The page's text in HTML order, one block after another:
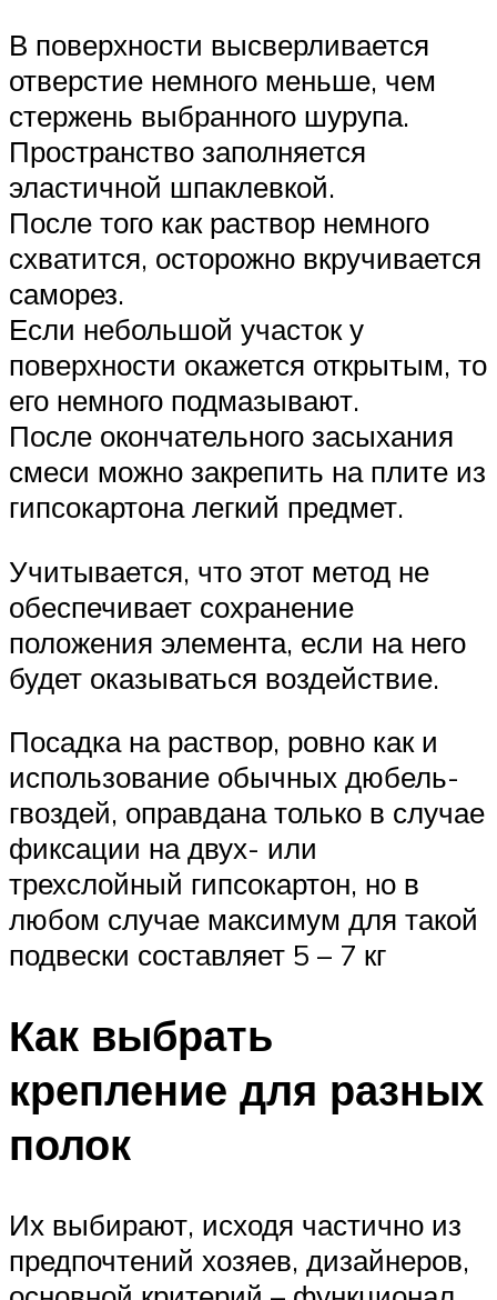
В поверхности высверливается
отверстие немного меньше, чем
стержень выбранного шурупа.
Пространство заполняется
эластичной шпаклевкой.
После того как раствор немного
схватится, осторожно вкручивается
саморез.
Если небольшой участок у
поверхности окажется открытым, то
его немного подмазывают.
После окончательного засыхания
смеси можно закрепить на плите из
гипсокартона легкий предмет.
Учитывается, что этот метод не
обеспечивает сохранение
положения элемента, если на него
будет оказываться воздействие.
Посадка на раствор, ровно как и
использование обычных дюбель-
гвоздей, оправдана только в случае
фиксации на двух- или
трехслойный гипсокартон, но в
любом случае максимум для такой
подвески составляет 5 – 7 кг
Как выбрать
крепление для разных
полок
Их выбирают, исходя частично из
предпочтений хозяев, дизайнеров,